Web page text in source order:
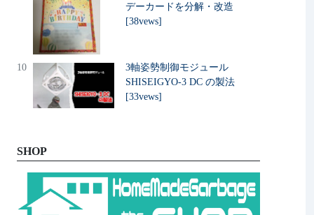
デーカードを分解・改造
[38vews]
10
3軸姿勢制御モジュール
SHISEIGYO-3 DC の製法
[33vews]
SHOP